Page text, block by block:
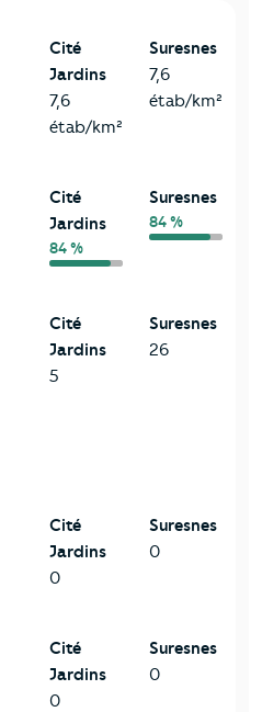
Cité
Jardins
7,6
étab/km²
Suresnes
7,6
étab/km²
Cité
Jardins
84 %
Suresnes
84 %
Cité
Jardins
5
Suresnes
26
Cité
Jardins
0
Suresnes
0
Cité
Jardins
0
Suresnes
0